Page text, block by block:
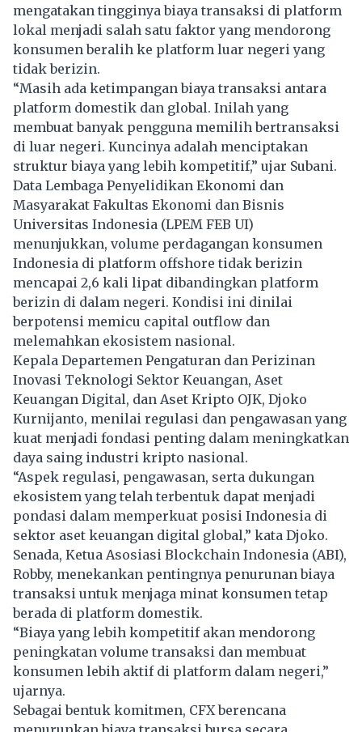
mengatakan tingginya biaya transaksi di platform
lokal menjadi salah satu faktor yang mendorong
konsumen beralih ke platform luar negeri yang
tidak berizin.
“Masih ada ketimpangan biaya transaksi antara
platform domestik dan global. Inilah yang
membuat banyak pengguna memilih bertransaksi
di luar negeri. Kuncinya adalah menciptakan
struktur biaya yang lebih kompetitif,” ujar Subani.
Data Lembaga Penyelidikan Ekonomi dan
Masyarakat Fakultas Ekonomi dan Bisnis
Universitas Indonesia (LPEM FEB UI)
menunjukkan, volume perdagangan konsumen
Indonesia di platform offshore tidak berizin
mencapai 2,6 kali lipat dibandingkan platform
berizin di dalam negeri. Kondisi ini dinilai
berpotensi memicu capital outflow dan
melemahkan ekosistem nasional.
Kepala Departemen Pengaturan dan Perizinan
Inovasi Teknologi Sektor Keuangan, Aset
Keuangan Digital, dan Aset Kripto OJK, Djoko
Kurnijanto, menilai regulasi dan pengawasan yang
kuat menjadi fondasi penting dalam meningkatkan
daya saing industri kripto nasional.
“Aspek regulasi, pengawasan, serta dukungan
ekosistem yang telah terbentuk dapat menjadi
pondasi dalam memperkuat posisi Indonesia di
sektor aset keuangan digital global,” kata Djoko.
Senada, Ketua Asosiasi Blockchain Indonesia (ABI),
Robby, menekankan pentingnya penurunan biaya
transaksi untuk menjaga minat konsumen tetap
berada di platform domestik.
“Biaya yang lebih kompetitif akan mendorong
peningkatan volume transaksi dan membuat
konsumen lebih aktif di platform dalam negeri,”
ujarnya.
Sebagai bentuk komitmen, CFX berencana